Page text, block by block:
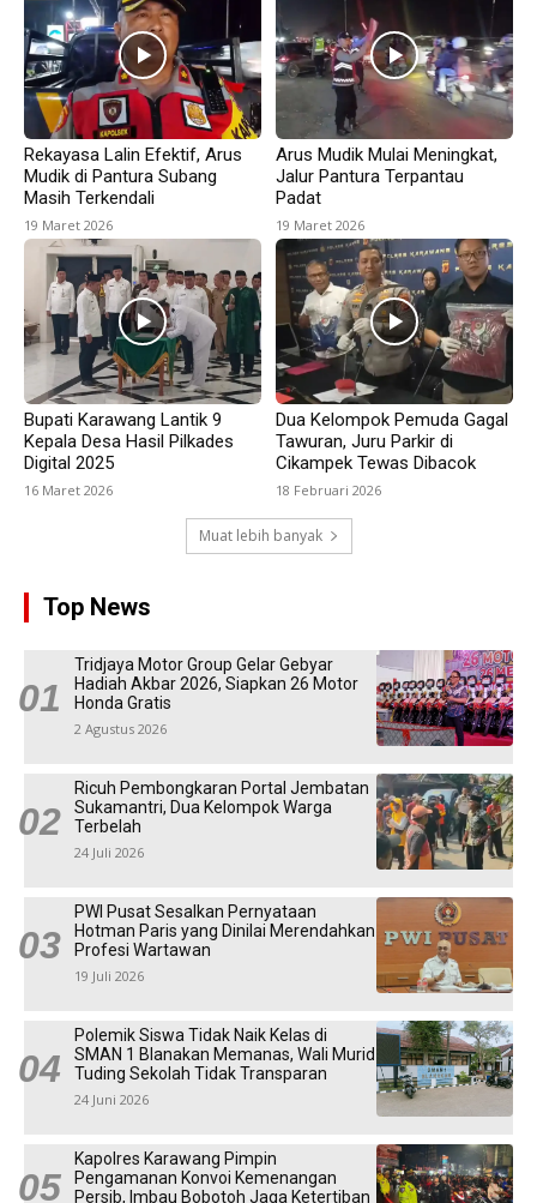
Rekayasa Lalin Efektif, Arus
Mudik di Pantura Subang
Masih Terkendali
19 Maret 2026
Arus Mudik Mulai Meningkat,
Jalur Pantura Terpantau
Padat
19 Maret 2026
Bupati Karawang Lantik 9
Kepala Desa Hasil Pilkades
Digital 2025
16 Maret 2026
Dua Kelompok Pemuda Gagal
Tawuran, Juru Parkir di
Cikampek Tewas Dibacok
18 Februari 2026
Muat lebih banyak
Top News
Tridjaya Motor Group Gelar Gebyar
Hadiah Akbar 2026, Siapkan 26 Motor
Honda Gratis
2 Agustus 2026
Ricuh Pembongkaran Portal Jembatan
Sukamantri, Dua Kelompok Warga
Terbelah
24 Juli 2026
PWI Pusat Sesalkan Pernyataan
Hotman Paris yang Dinilai Merendahkan
Profesi Wartawan
19 Juli 2026
Polemik Siswa Tidak Naik Kelas di
SMAN 1 Blanakan Memanas, Wali Murid
Tuding Sekolah Tidak Transparan
24 Juni 2026
Kapolres Karawang Pimpin
Pengamanan Konvoi Kemenangan
Persib, Imbau Bobotoh Jaga Ketertiban